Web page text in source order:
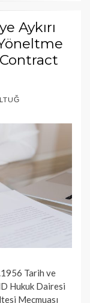
Aykırı
Tarih ve
Hukuk Dairesi
Mecmuası